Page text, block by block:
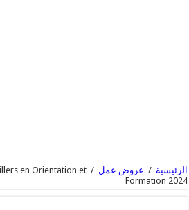
الرئيسية / عروض عمل /
en Orientation et
Formation 2024